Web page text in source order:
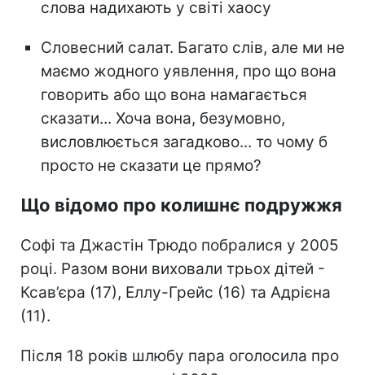
слова надихають у світі хаосу
Словесний салат. Багато слів, але ми не
маємо жодного уявлення, про що вона
говорить або що вона намагається
сказати... Хоча вона, безумовно,
висловлюється загадково... то чому б
просто не сказати це прямо?
Що відомо про колишнє подружжя
Софі та Джастін Трюдо побралися у 2005
році. Разом вони виховали трьох дітей -
Ксав’єра (17), Еллу-Грейс (16) та Адрієна
(11).
Після 18 років шлюбу пара оголосила про